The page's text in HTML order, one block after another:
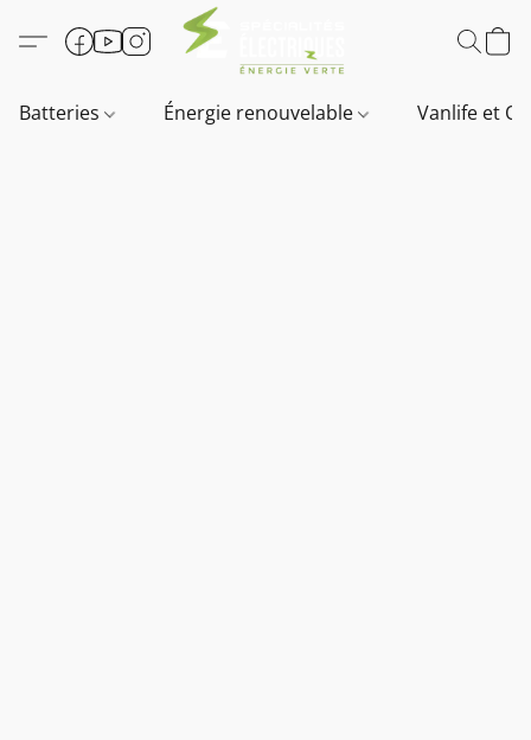
Batteries Énergie renouvelable Vanlife et